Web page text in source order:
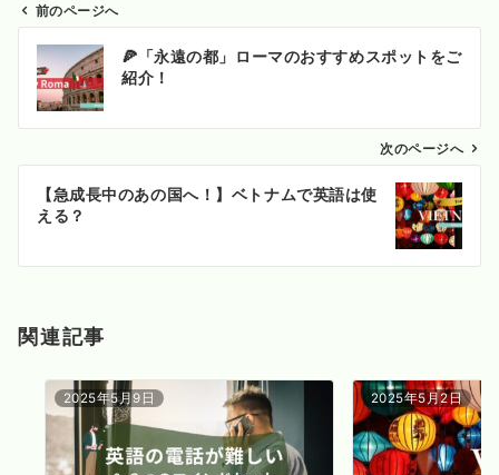
ン
前のページへ
🍕「永遠の都」ローマのおすすめスポットをご
紹介！
次のページへ
【急成長中のあの国へ！】ベトナムで英語は使
える？
関連記事
2025年5月9日 2025年5月2日